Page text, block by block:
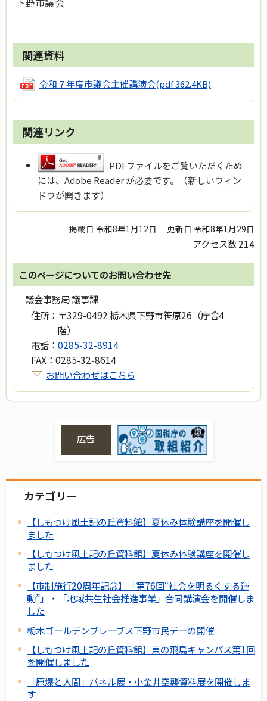
関連資料
令和７年度市議会主催講演会(pdf 362.4KB)
関連リンク
PDFファイルをご覧いただくため
には、Adobe Reader が必要です。（新しいウィン
ドウが開きます）
掲載日 令和8年1月12日 更新日 令和8年1月29日
アクセス数214
このページについてのお問い合わせ先
議会事務局 議事課
住所： 〒329-0492 栃木県下野市笹原26（庁舎4
階）
電話： 0285-32-8914
FAX： 0285-32-8614
お問い合わせはこちら
広告
カテゴリー
【しもつけ風土記の丘資料館】夏休み体験講座を開催し
ました
【しもつけ風土記の丘資料館】夏休み体験講座を開催し
ました
【市制施行20周年記念】「第76回“社会を明るくする運
動”」・「地域共生社会推進事業」合同講演会を開催しま
した
栃木ゴールデンブレーブス下野市民デーの開催
【しもつけ風土記の丘資料館】東の飛鳥キャンパス第1回
を開催しました
「原爆と人間」パネル展・小金井空襲資料展を開催しま
す